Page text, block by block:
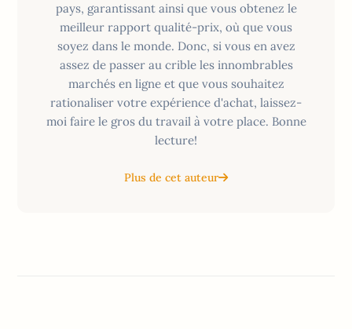
pays, garantissant ainsi que vous obtenez le
meilleur rapport qualité-prix, où que vous
soyez dans le monde. Donc, si vous en avez
assez de passer au crible les innombrables
marchés en ligne et que vous souhaitez
rationaliser votre expérience d'achat, laissez-
moi faire le gros du travail à votre place. Bonne
lecture!
Plus de cet auteur